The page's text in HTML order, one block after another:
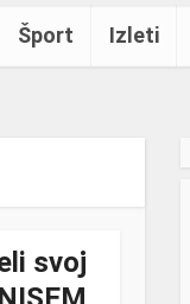
Šport Izleti
svoj